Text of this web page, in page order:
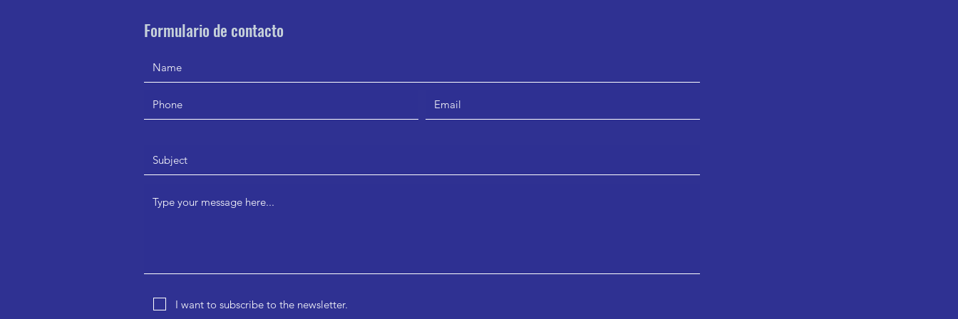
Formulario de contacto
I want to subscribe to the newsletter.